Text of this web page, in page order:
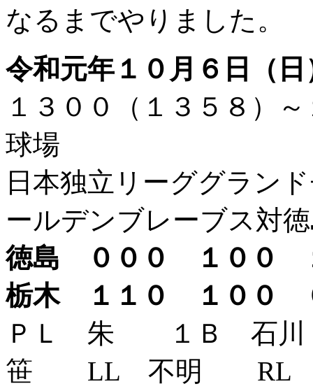
なるまでやりました。
令和元年１０月６日（
１３００（１３５８）
球場
日本独立リーググラン
ールデンブレーブス対
徳島 ０００ １０
栃木 １１０ １０
ＰＬ 朱 １Ｂ
笹 LL 不明 RL